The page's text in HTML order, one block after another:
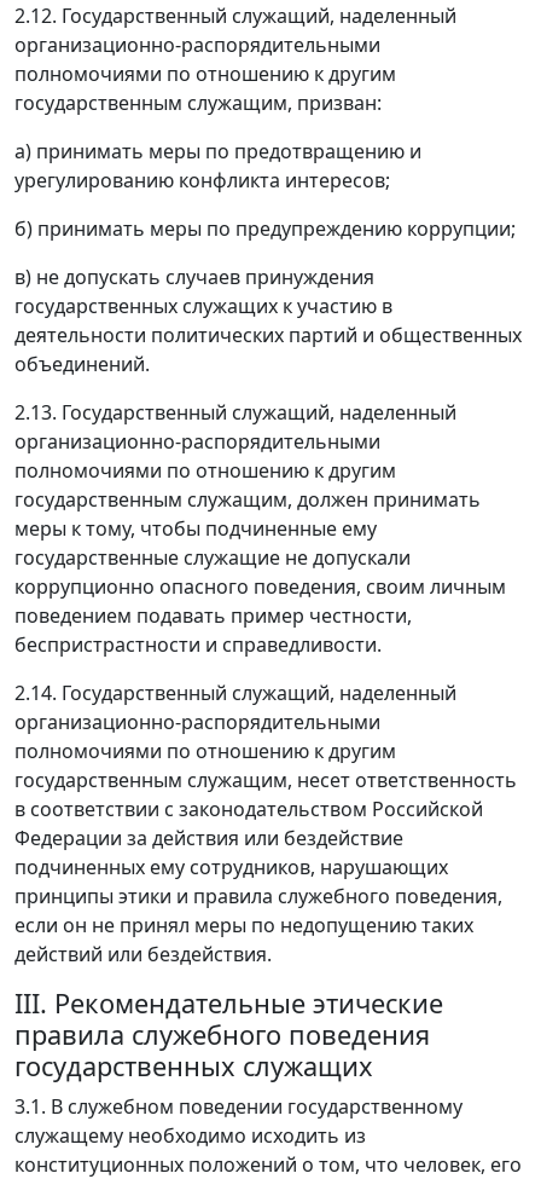
2.12. Государственный служащий, наделенный
организационно-распорядительными
полномочиями по отношению к другим
государственным служащим, призван:
а) принимать меры по предотвращению и
урегулированию конфликта интересов;
б) принимать меры по предупреждению коррупции;
в) не допускать случаев принуждения
государственных служащих к участию в
деятельности политических партий и общественных
объединений.
2.13. Государственный служащий, наделенный
организационно-распорядительными
полномочиями по отношению к другим
государственным служащим, должен принимать
меры к тому, чтобы подчиненные ему
государственные служащие не допускали
коррупционно опасного поведения, своим личным
поведением подавать пример честности,
беспристрастности и справедливости.
2.14. Государственный служащий, наделенный
организационно-распорядительными
полномочиями по отношению к другим
государственным служащим, несет ответственность
в соответствии с законодательством Российской
Федерации за действия или бездействие
подчиненных ему сотрудников, нарушающих
принципы этики и правила служебного поведения,
если он не принял меры по недопущению таких
действий или бездействия.
III. Рекомендательные этические
правила служебного поведения
государственных служащих
3.1. В служебном поведении государственному
служащему необходимо исходить из
конституционных положений о том, что человек, его